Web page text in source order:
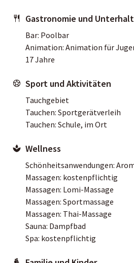
Gastronomie und
Bar: Poolbar
Animation: Animation für
17 Jahre
Sport und Aktivitäten
Tauchgebiet
Tauchen: Sportgerätverleih
Tauchen: Schule, im Ort
Wellness
Schönheitsanwendungen:
Massagen: kostenpflichtig
Massagen: Lomi-Massage
Massagen: Sportmassage
Massagen: Thai-Massage
Sauna: Dampfbad
Spa: kostenpflichtig